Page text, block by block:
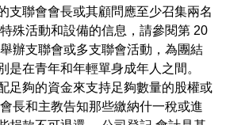
支聯會會長或其顧問應至少召集兩名
殊活動和設備的信息，請參閱第 20
辦支聯會或多支聯會活動，為團結
是在青年和年輕單身成年人之間。
足夠的資金來支持足夠數量的股權或
長和主教告知那些繳納什一稅或進